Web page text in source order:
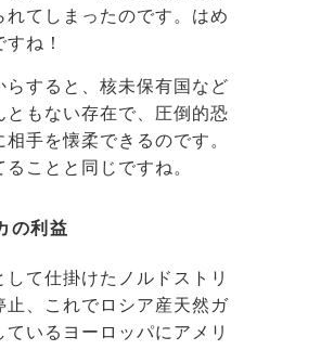
れてしまったのです。はめ
ね！
らすると、核未保有国など
ともない存在で、圧倒的恐
相手を懐柔できるのです。
ることと同じですね。
の利益
して仕掛けたノルドストリ
止、これでロシア産天然ガ
ているヨーロッパにアメリ